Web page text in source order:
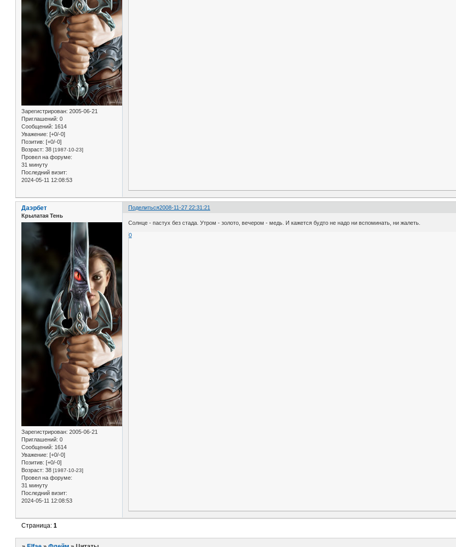
Зарегистрирован: 2005-06-21
Приглашений: 0
Сообщений: 1614
Уважение: [+0/-0]
Позитив: [+0/-0]
Возраст: 38 [1987-10-23]
Провел на форуме:
31 минуту
Последний визит:
2024-05-11 12:08:53
Поделиться2008-11-27 22:31:21
Даэрбет
Крылатая Тень
Зарегистрирован: 2005-06-21
Приглашений: 0
Сообщений: 1614
Уважение: [+0/-0]
Позитив: [+0/-0]
Возраст: 38 [1987-10-23]
Провел на форуме:
31 минуту
Последний визит:
2024-05-11 12:08:53
Солнце - пастух без стада. Утром - золото, вечером - медь. И кажется будто не надо ни вспоминать, ни жалеть.
0
Страница:1